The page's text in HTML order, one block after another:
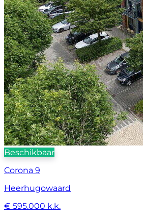
Beschikbaar
Corona 9
Heerhugowaard
€ 595.000 k.k.